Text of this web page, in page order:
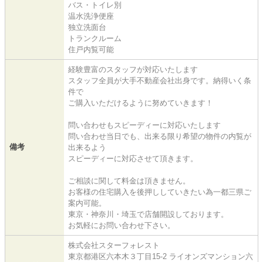
バス・トイレ別
温水洗浄便座
独立洗面台
トランクルーム
住戸内覧可能
備考
経験豊富のスタッフが対応いたします
スタッフ全員が大手不動産会社出身です。納得いく条
件で
ご購入いただけるように努めていきます！
問い合わせもスピーディーに対応いたします
問い合わせ当日でも、出来る限り希望の物件の内覧が
出来るよう
スピーディーに対応させて頂きます。
ご相談に関して料金は頂きません。
お客様の住宅購入を後押ししていきたい為一都三県ご
案内可能。
東京・神奈川・埼玉で店舗開設しております。
お気軽にお問い合わせ下さい。
株式会社スターフォレスト
東京都港区六本木３丁目15-2 ライオンズマンション六